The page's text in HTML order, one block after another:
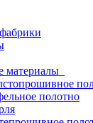
материалы
полотно